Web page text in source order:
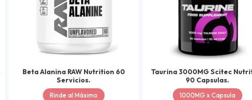
Beta Alanina RAW Nutrition 60
Servicios.
Rinde al Máximo
Taurina 3000MG Scitec
90 Capsulas.
1000MG x Capsula